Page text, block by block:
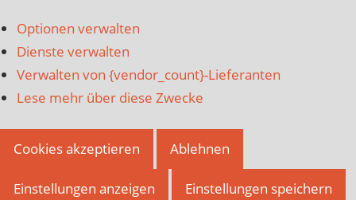
Optionen verwalten
Dienste verwalten
Verwalten von {vendor_count}-Lieferanten
Lese mehr über diese Zwecke
Cookies akzeptieren Ablehnen
Einstellungen anzeigen
Einstellungen speichern